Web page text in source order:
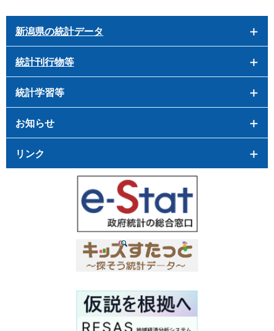
新潟県の統計データ
統計刊行物等
統計学習等
お知らせ
リンク